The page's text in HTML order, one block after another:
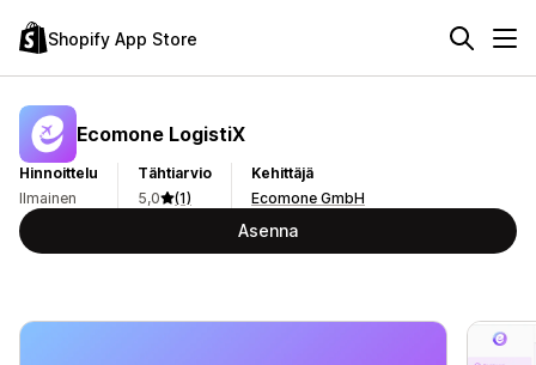
Shopify App Store
Ecomone LogistiX
Hinnoittelu
Ilmainen
Tähtiarvio
5,0
(1)
Kehittäjä
Ecomone GmbH
Asenna